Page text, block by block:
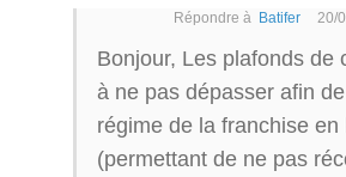
Répondre à Batifer 20/
Bonjour, Les plafonds de
à ne pas dépasser afin
régime de la franchise en
(permettant de ne pas